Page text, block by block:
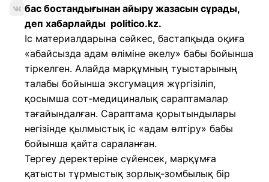
бас бостандығынан айыру жазасын сұрады,
деп хабарлайды politico.kz.
Іс материалдарына сәйкес, бастапқыда оқиға
«абайсызда адам өліміне әкелу» бабы бойынша
тіркелген. Алайда марқұмның туыстарының
талабы бойынша эксгумация жүргізіліп,
қосымша сот-медициналық сараптамалар
тағайындалған. Сараптама қорытындылары
негізінде қылмыстық іс «адам өлтіру» бабы
бойынша қайта сараланған.
Тергеу деректеріне сүйенсек, марқұмға
қатысты тұрмыстық зорлық-зомбылық бір